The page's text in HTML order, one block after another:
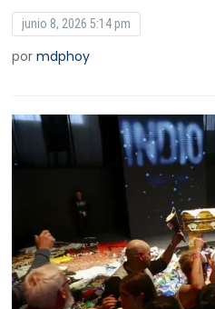
junio 8, 2026 5:14 pm
pormdphoy